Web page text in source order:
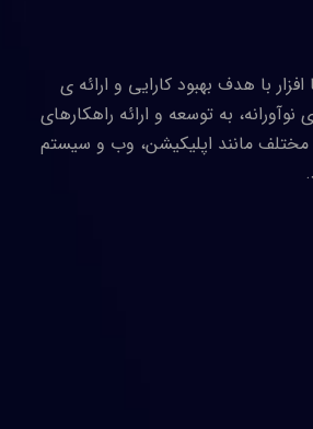
با هدف بهبود کارایی و ارائه ی
به توسعه و ارائه راهکارهای
مختلف مانند اپلیکیشن، وب و سیستم